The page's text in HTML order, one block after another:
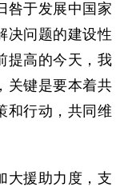
咎于发展中国家
决问题的建设性
提高的今天，我
关键是要本着共
和行动，共同维
援助力度，支